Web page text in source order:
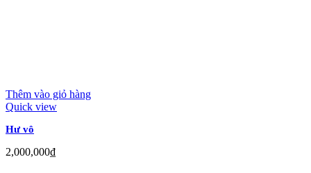
Thêm vào giỏ hàng
Quick view
Hư vô
2,000,000₫